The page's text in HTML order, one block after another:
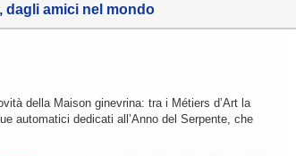
dagli amici nel mondo
della Maison ginevrina: tra i Métiers d’Art la
automatici dedicati all’Anno del Serpente, che